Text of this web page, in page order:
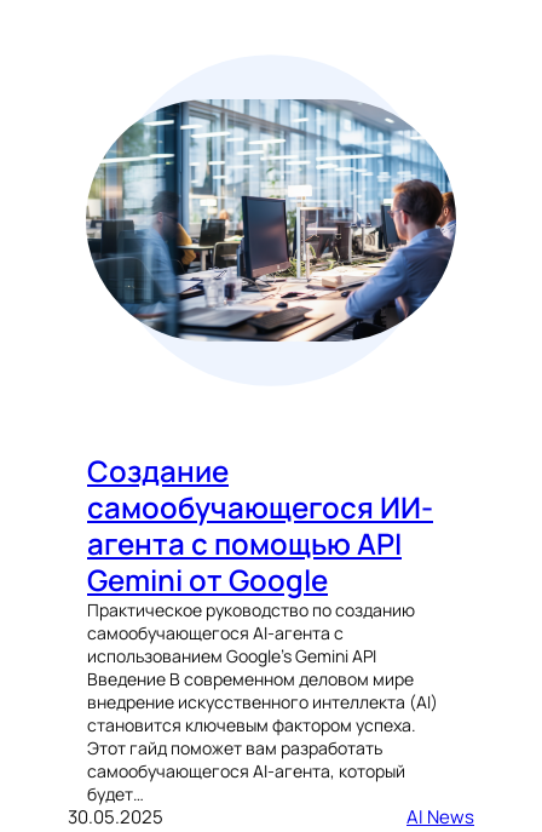
Создание
самообучающегося ИИ-
агента с помощью API
Gemini от Google
Практическое руководство по созданию
самообучающегося AI-агента с
использованием Google’s Gemini API
Введение В современном деловом мире
внедрение искусственного интеллекта (AI)
становится ключевым фактором успеха.
Этот гайд поможет вам разработать
самообучающегося AI-агента, который
будет…
30.05.2025 AI News